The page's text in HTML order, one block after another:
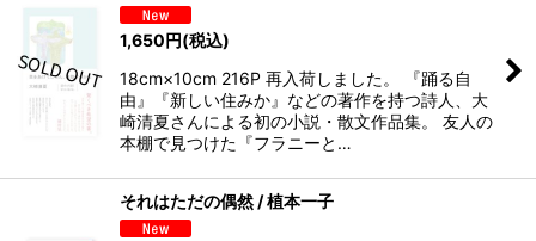
1,650円(税込)
18cm×10cm 216P 再入荷しました。 『踊る自
由』『新しい住みか』などの著作を持つ詩人、大
崎清夏さんによる初の小説・散文作品集。 友人の
本棚で見つけた『フラニーと…
それはただの偶然 / 植本一子